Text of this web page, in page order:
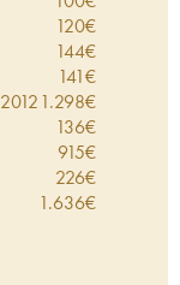
120€
144€
141€
20121.298€
136€
915€
226€
1.636€